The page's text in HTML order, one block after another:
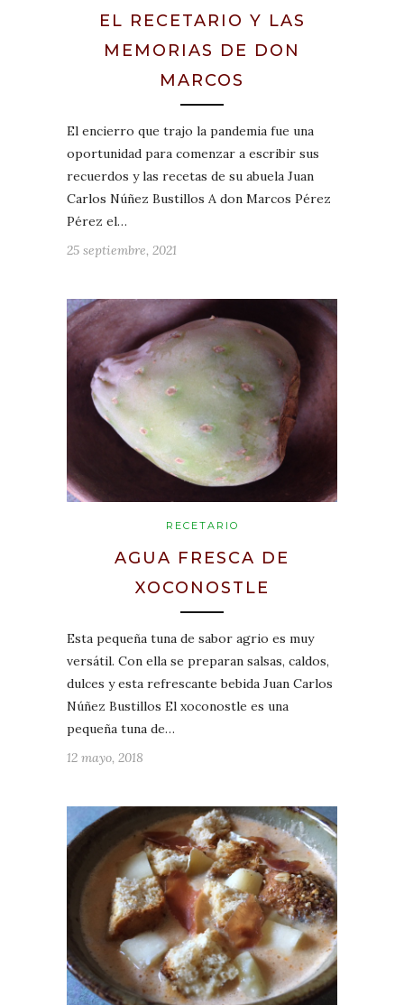
EL RECETARIO Y LAS
MEMORIAS DE DON
MARCOS
El encierro que trajo la pandemia fue una
oportunidad para comenzar a escribir sus
recuerdos y las recetas de su abuela Juan
Carlos Núñez Bustillos A don Marcos Pérez
Pérez el…
25 septiembre, 2021
RECETARIO
AGUA FRESCA DE
XOCONOSTLE
Esta pequeña tuna de sabor agrio es muy
versátil. Con ella se preparan salsas, caldos,
dulces y esta refrescante bebida Juan Carlos
Núñez Bustillos El xoconostle es una
pequeña tuna de…
12 mayo, 2018